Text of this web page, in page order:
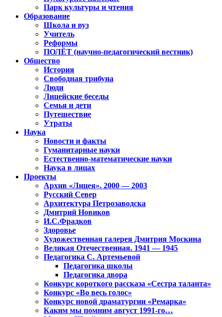
Парк культуры и чтения
Образование
Школа и вуз
Учитель
Реформы
ПОЛЁТ (научно-педагогический вестник)
Общество
История
Свободная трибуна
Люди
Лицейские беседы
Семья и дети
Путешествие
Утраты
Наука
Новости и факты
Гуманитарные науки
Естественно-математические науки
Наука в лицах
Проекты
Архив «Лицея». 2000 — 2003
Русский Север
Архитектура Петрозаводска
Дмитрий Новиков
И.С.Фрадков
Здоровье
Художественная галерея Дмитрия Москина
Великая Отечественная. 1941 — 1945
Педагогика С. Артемьевой
Педагогика школы
Педагогика двора
Конкурс короткого рассказа «Сестра таланта»
Конкурс «Во весь голос»
Конкурс новой драматургии «Ремарка»
Каким мы помним август 1991-го…